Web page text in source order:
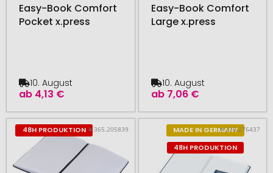
Easy-Book Comfort
Pocket x.press
ab 4,13 €
10. August
Easy-Book Comfort
Large x.press
ab 7,06 €
10. August
48H PRODUKTION # 365.205839
MADE IN GERMANY
48H PRODUKTION
# 235.276437